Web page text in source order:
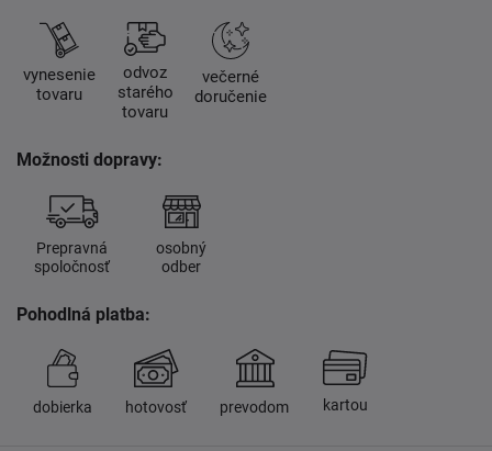
vynesenie
tovaru
odvoz
starého
tovaru
večerné
doručenie
Možnosti dopravy:
Prepravná
spoločnosť
osobný
odber
Pohodlná platba:
dobierka hotovosť prevodom kartou